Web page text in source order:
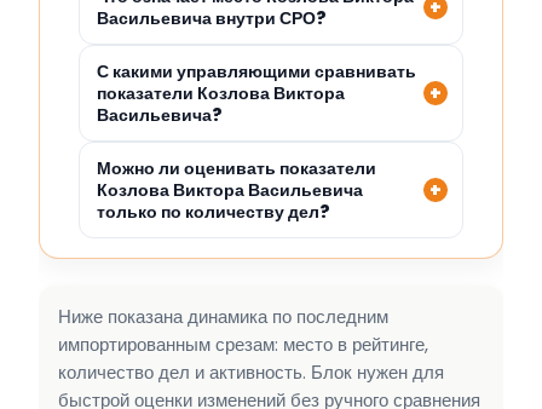
Васильевича внутри СРО?
С какими управляющими сравнивать
показатели Козлова Виктора
Васильевича?
Можно ли оценивать показатели
Козлова Виктора Васильевича
только по количеству дел?
Ниже показана динамика по последним
импортированным срезам: место в рейтинге,
количество дел и активность. Блок нужен для
быстрой оценки изменений без ручного сравнения